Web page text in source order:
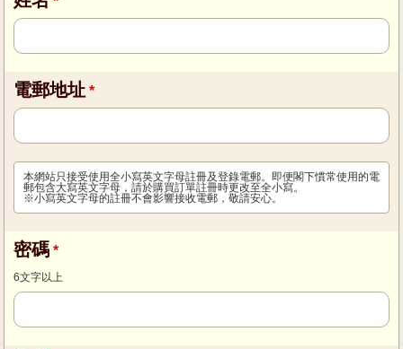
電郵地址
本網站只接受使用全小寫英文字母註冊及登錄電郵。即便閣下慣常使用的電
郵包含大寫英文字母，請於購買訂單註冊時更改至全小寫。
※小寫英文字母的註冊不會影響接收電郵，敬請安心。
密碼
6文字以上